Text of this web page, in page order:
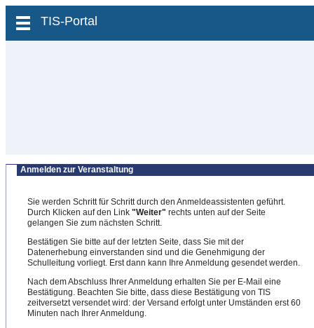
zum Inhalt wechseln
TIS-Portal
Anmelden zur Veranstaltung
Sie werden Schritt für Schritt durch den Anmeldeassistenten geführt.
Durch Klicken auf den Link "Weiter" rechts unten auf der Seite
gelangen Sie zum nächsten Schritt.
Bestätigen Sie bitte auf der letzten Seite, dass Sie mit der
Datenerhebung einverstanden sind und die Genehmigung der
Schulleitung vorliegt. Erst dann kann Ihre Anmeldung gesendet werden.
Nach dem Abschluss Ihrer Anmeldung erhalten Sie per E-Mail eine
Bestätigung. Beachten Sie bitte, dass diese Bestätigung von TIS
zeitversetzt versendet wird: der Versand erfolgt unter Umständen erst 60
Minuten nach Ihrer Anmeldung.